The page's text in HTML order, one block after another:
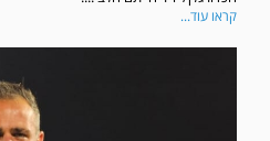
קראו עוד...